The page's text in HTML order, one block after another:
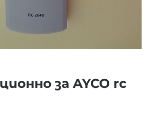
за AYCO rc